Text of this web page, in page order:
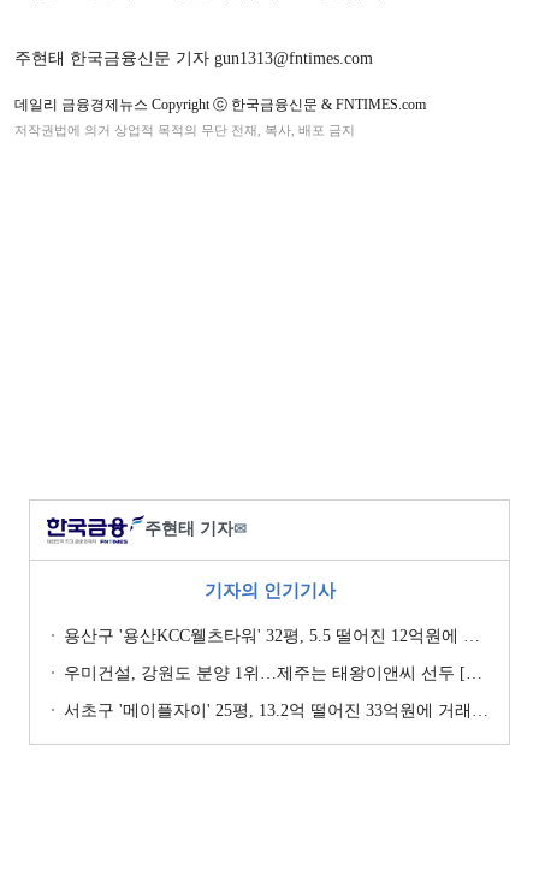
주현태 한국금융신문 기자 gun1313@fntimes.com
데일리 금융경제뉴스 Copyright ⓒ 한국금융신문 & FNTIMES.com
저작권법에 의거 상업적 목적의 무단 전재, 복사, 배포 금지
주현태 기자✉
기자의 인기기사
용산구 '용산KCC웰츠타워' 32평, 5.5 떨어진 12억원에 거래 [일일 하락가]
우미건설, 강원도 분양 1위…제주는 태왕이앤씨 선두 [이 지역 분양왕-강원·제주]
서초구 '메이플자이' 25평, 13.2억 떨어진 33억원에 거래 [일일 하락가]